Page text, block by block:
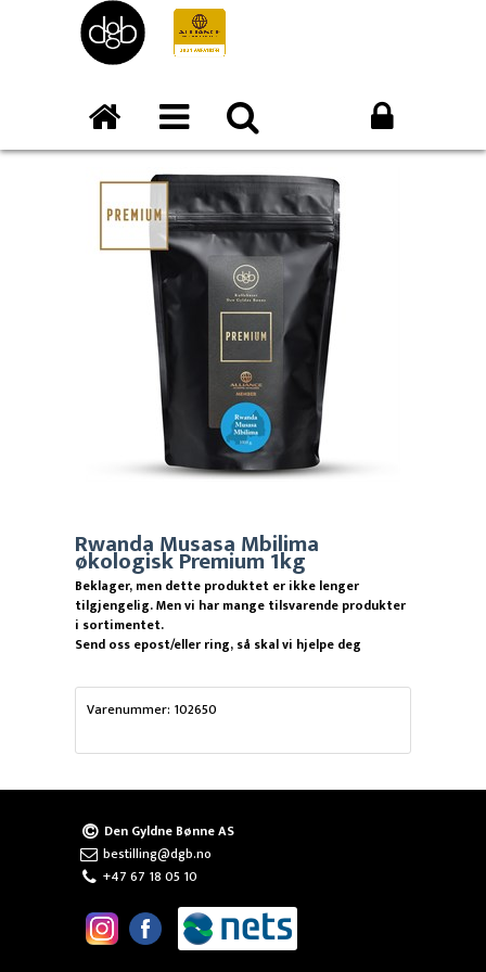
Rwanda Musasa Mbilima
økologisk Premium 1kg
Beklager, men dette produktet er ikke lenger
tilgjengelig. Men vi har mange tilsvarende produkter
i sortimentet.
Send oss epost/eller ring, så skal vi hjelpe deg
Varenummer: 102650
Den Gyldne Bønne AS
bestilling@dgb.no
+47 67 18 05 10